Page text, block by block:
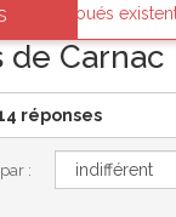
des
de Carnac
réponses
: